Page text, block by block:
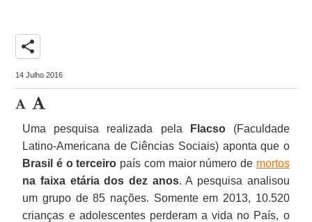
share
14 Julho 2016
Uma pesquisa realizada pela Flacso(Faculdade
Latino-Americana de Ciências Sociais) aponta que o
Brasil é o terceiro país com maior número de mortos
na faixa etária dos dez anos. A pesquisa analisou
um grupo de 85 nações. Somente em 2013, 10.520
crianças e adolescentes perderam a vida no País, o